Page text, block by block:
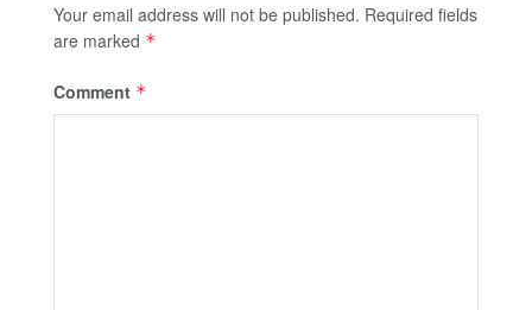
Your email address will not be published. Required fields
are marked *
Comment *